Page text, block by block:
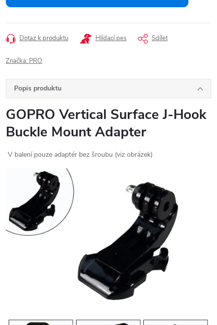
Dotaz k produktu Hlídací pes Sdílet
Značka: PRO
Popis produktu
GOPRO Vertical Surface J-Hook
Buckle Mount Adapter
V balení pouze adaptér bez šroubu (viz obrázek)